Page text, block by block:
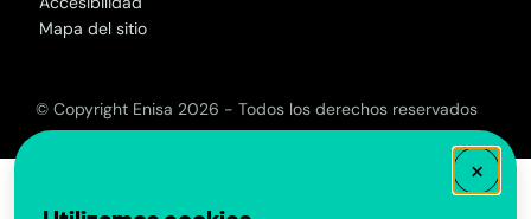
×
Mapa del sitio
© Copyright Enisa 2026 - Todos los derechos reservados